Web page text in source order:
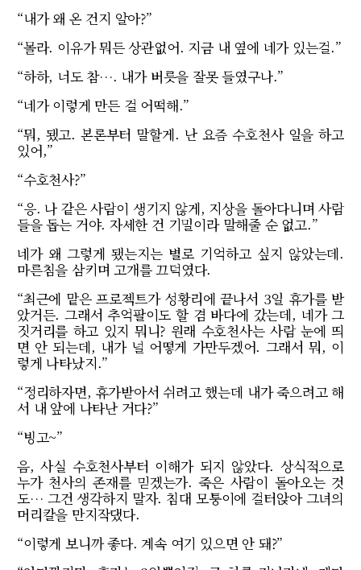
“내가 왜 온 건지 알아?”
“몰라. 이유가 뭐든 상관없어. 지금 내 옆에 네가 있는걸.”
“하하, 너도 참…. 내가 버릇을 잘못 들였구나.”
“네가 이렇게 만든 걸 어떡해.”
“뭐, 됐고. 본론부터 말할게. 난 요즘 수호천사 일을 하고
있어,”
“수호천사?”
“응. 나 같은 사람이 생기지 않게, 지상을 돌아다니며 사람
들을 돕는 거야. 자세한 건 기밀이라 말해줄 순 없고.”
네가 왜 그렇게 됐는지는 별로 기억하고 싶지 않았는데.
마른침을 삼키며 고개를 끄덕였다.
“최근에 맡은 프로젝트가 성황리에 끝나서 3일 휴가를 받
았거든. 그래서 추억팔이도 할 겸 바다에 갔는데, 네가 그
짓거리를 하고 있지 뭐니? 원래 수호천사는 사람 눈에 띄
면 안 되는데, 내가 널 어떻게 가만두겠어. 그래서 뭐, 이
렇게 나타났지.”
“정리하자면, 휴가받아서 쉬려고 했는데 내가 죽으려고 해
서 내 앞에 나타난 거다?”
“빙고~”
음, 사실 수호천사부터 이해가 되지 않았다. 상식적으로
누가 천사의 존재를 믿겠는가. 죽은 사람이 돌아오는 것
도… 그건 생각하지 말자. 침대 모퉁이에 걸터앉아 그녀의
머리칼을 만지작댔다.
“이렇게 보니까 좋다. 계속 여기 있으면 안 돼?”